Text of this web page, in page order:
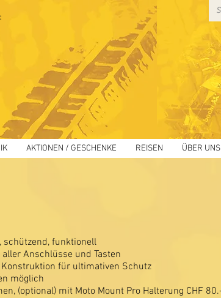
AKTIONEN / GESCHENKE REISEN ÜBER UNS
schützend, funktionell
aller Anschlüsse und Tasten
Konstruktion für ultimativen Schutz
möglich
(optional) mit Moto Mount Pro Halterung CHF